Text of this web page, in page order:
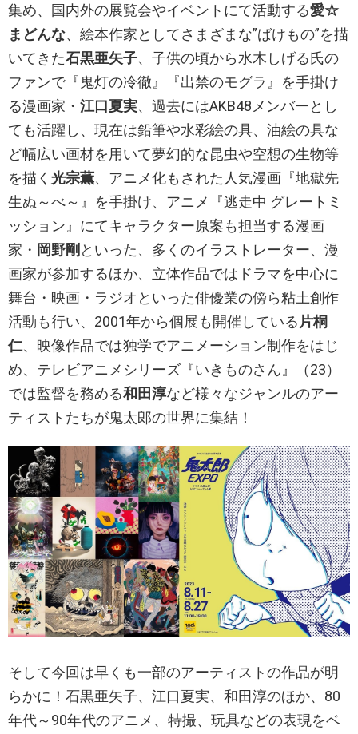
集め、国内外の展覧会やイベントにて活動する愛☆
まどんな、絵本作家としてさまざまな”ばけもの”を描
いてきた石黒亜矢子、子供の頃から水木しげる氏の
ファンで『鬼灯の冷徹』『出禁のモグラ』を手掛け
る漫画家・ 江口夏実、過去にはAKB48メンバーとし
ても活躍し、現在は鉛筆や水彩絵の具、油絵の具な
ど幅広い画材を用いて夢幻的な昆虫や空想の生物等
を描く 光宗薫、アニメ化もされた人気漫画『地獄先
生ぬ～べ～』を手掛け、アニメ『逃走中 グレートミ
ッション』にてキャラクター原案も担当する漫画
家・ 岡野剛 といった、多くのイラストレーター、漫
画家が参加するほか、立体作品ではドラマを中心に
舞台・映画・ラジオといった俳優業の傍ら粘土創作
活動も行い、2001年から個展も開催している 片桐
仁、映像作品では独学でアニメーション制作をはじ
め、テレビアニメシリーズ『いきものさん』（23）
では監督を務める和田淳など様々なジャンルのアー
ティストたちが鬼太郎の世界に集結！
そして今回は早くも一部のアーティストの作品が明
らかに！石黒亜矢子、江口夏実、和田淳のほか、80
年代～90年代のアニメ、特撮、玩具などの表現をベ